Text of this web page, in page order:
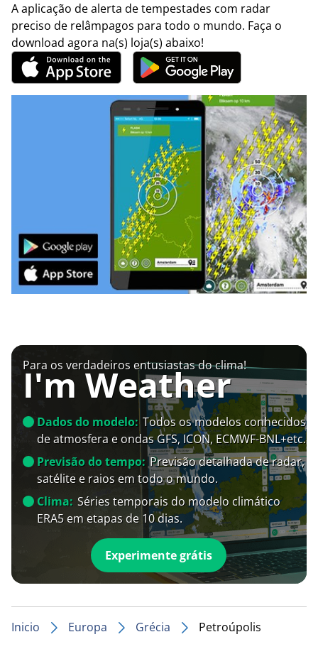
A aplicação de alerta de tempestades com radar
preciso de relâmpagos para todo o mundo. Faça o
download agora na(s) loja(s) abaixo!
Para os verdadeiros entusiastas do clima!
I'm Weather
Dados do modelo: Todos os modelos conhecidos
de atmosfera e ondas GFS, ICON, ECMWF-BNL+etc.
Previsão do tempo: Previsão detalhada de radar,
satélite e raios em todo o mundo.
Clima: Séries temporais do modelo climático
ERA5 em etapas de 10 dias.
Experimente grátis
Inicio Europa Grécia Petroúpolis